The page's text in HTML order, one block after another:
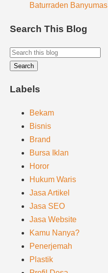
Baturraden Banyumas
Search This Blog
Labels
Bekam
Bisnis
Brand
Bursa Iklan
Horor
Hukum Waris
Jasa Artikel
Jasa SEO
Jasa Website
Kamu Nanya?
Penerjemah
Plastik